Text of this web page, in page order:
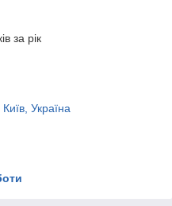
за рік
Україна